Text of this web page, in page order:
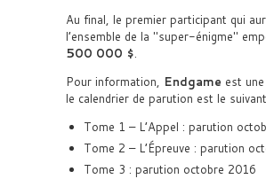
Au final, le premier participant qui
l’ensemble de la
super-énigme
500 000 $.
Pour information, Endgame est
le calendrier de parution est le
Tome 1 – L’Appel : parution
Tome 2 – L’Épreuve : parution
Tome 3 : parution octobre 2016